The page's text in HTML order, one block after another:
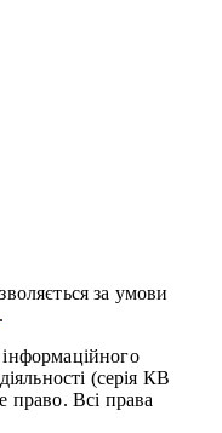
за умови
.
(серія КВ
право. Всі права